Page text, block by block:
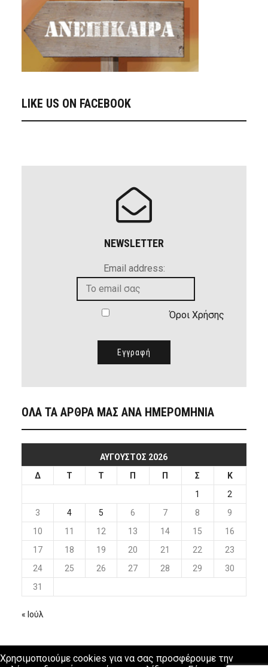
LIKE US ON FACEBOOK
NEWSLETTER
Email address:
Όροι Χρήσης
ΟΛΑ ΤΑ ΑΡΘΡΑ ΜΑΣ ΑΝΑ ΗΜΕΡΟΜΗΝΙΑ
ΑΎΓΟΥΣΤΟΣ 2026
Δ
Τ Τ Π Π Σ
Κ
1
2
3
4 5 6 7 8
9
10
11 12 13 14 15
16
17
18 19 20 21 22
23
24
25 26 27 28 29
30
31
« Ιούλ
Χρησιμοποιούμε cookies για να σας προσφέρουμε την